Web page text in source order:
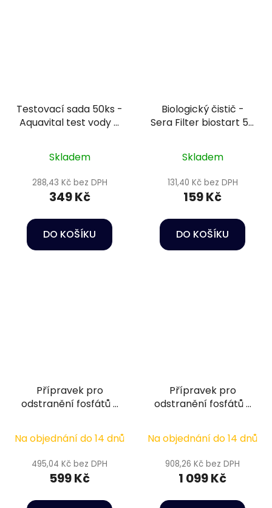
Testovací sada 50ks -
Aquavital test vody 6
Skladem
288,43 Kč bez DPH
349 Kč
DO KOŠÍKU
Biologický čistič -
Sera Filter biostart 50
Skladem
131,40 Kč bez DPH
159 Kč
DO KOŠÍKU
Přípravek pro
odstranění fosfátů -
QuickfilterAction
Phosphate Remover
150 g
Na objednání do 14 dnů
495,04 Kč bez DPH
599 Kč
Přípravek pro
odstranění fosfátů -
QuickfilterAction
Phosphate Remover
300 g
Na objednání do 14 dnů
908,26 Kč bez DPH
1 099 Kč